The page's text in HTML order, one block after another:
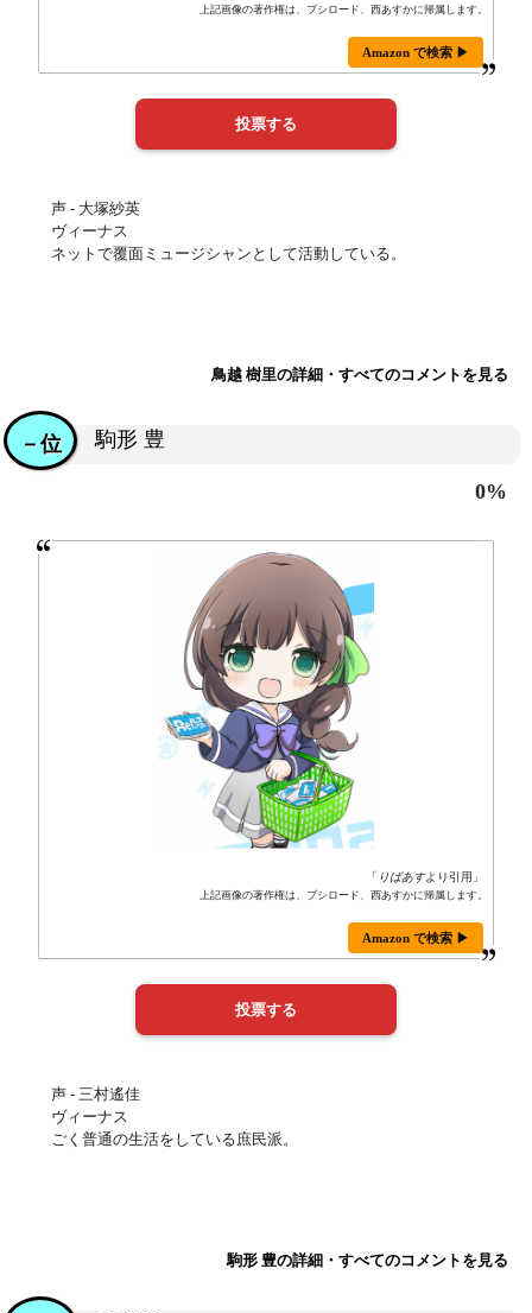
上記画像の著作権は、ブシロード、西あすかに帰属します。
Amazon で検索 ▶
声 - 大塚紗英
ヴィーナス
ネットで覆面ミュージシャンとして活動している。
鳥越 樹里の詳細・すべてのコメントを見る
駒形 豊
－位
0%
「 りばあすより引用」
上記画像の著作権は、ブシロード、西あすかに帰属します。
Amazon で検索 ▶
声 - 三村遙佳
ヴィーナス
ごく普通の生活をしている庶民派。
駒形 豊の詳細・すべてのコメントを見る